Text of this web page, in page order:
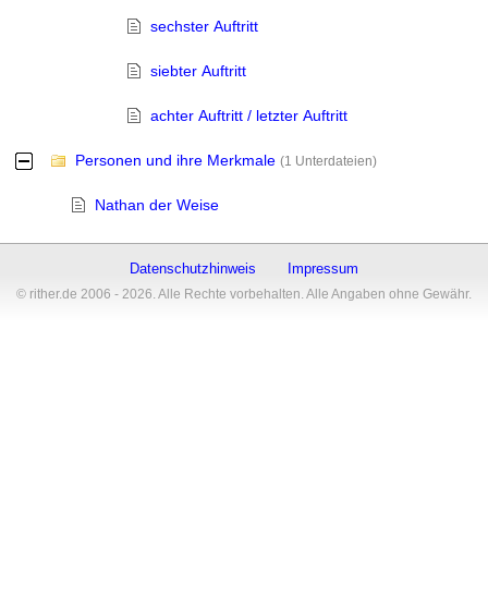
sechster Auftritt
siebter Auftritt
achter Auftritt / letzter Auftritt
- Personen und ihre Merkmale (1 Unterdateien)
Nathan der Weise
Datenschutzhinweis Impressum
© rither.de 2006 - 2026. Alle Rechte vorbehalten. Alle Angaben ohne Gewähr.